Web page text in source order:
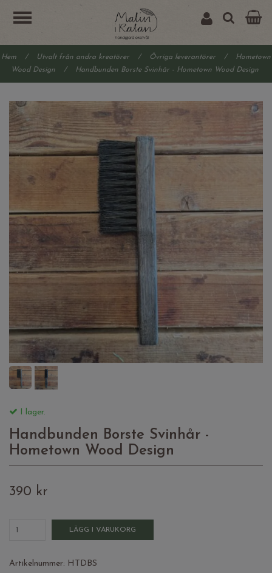
Hem / Utvalt från andra kreatörer / Övriga leverantörer /
Hometown
Wood Design
/ Handbunden Borste Svinhår - Hometown Wood Design
I lager.
Handbunden Borste Svinhår -
Hometown Wood Design
390 kr
LÄGG I VARUKORG
Artikelnummer: HTDBS